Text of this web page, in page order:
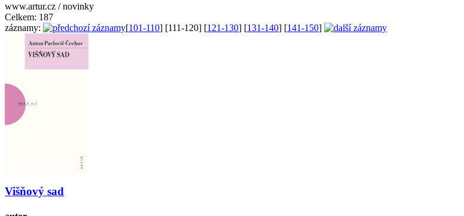
www.artur.cz /novinky
Celkem: 187
záznamy:
[101-110] [111-120] [121-130] [131-140] [141-150]
Višňový sad